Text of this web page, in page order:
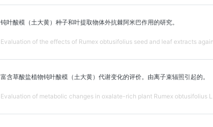
钝叶酸模（土大黄）种子和叶提取物体外抗棘阿米巴作用的研究。
Evaluation of the effects of Rumex obtusifolius seed and leaf extracts
富含草酸盐植物钝叶酸模（土大黄）代谢变化的评价。由离子束辐照引起的。
Evaluation of metabolic changes in oxalate-rich plant Rumex obtusifolius